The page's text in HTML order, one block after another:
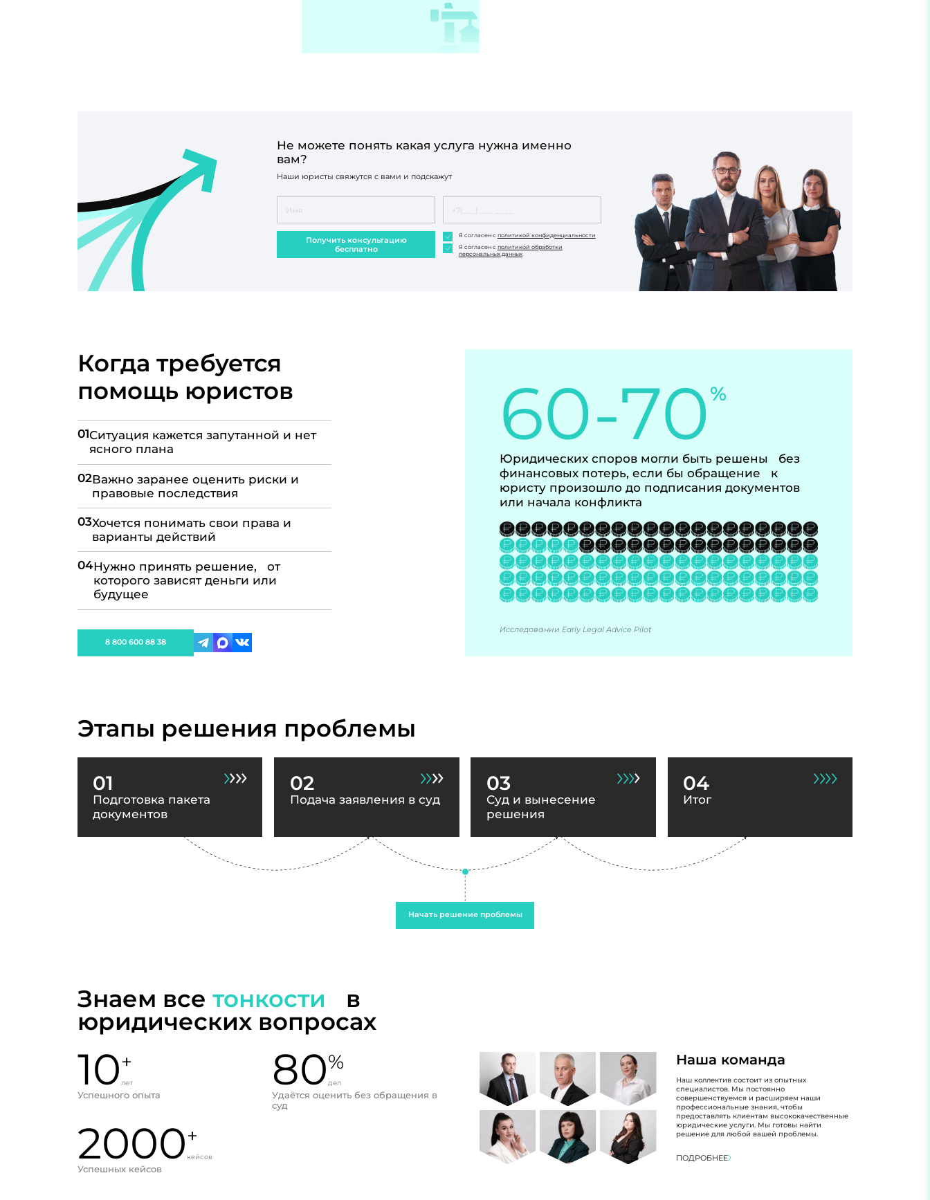
Не можете понять какая услуга нужна именно
вам?
Наши юристы свяжутся с вами и подскажут
Получить консультацию
бесплатно
Я согласен с политикой конфиденциальности
Я согласен с политикой обработки
персональных данных
Когда требуется
помощь юристов
01Ситуация кажется запутанной и нет
ясного плана
02Важно заранее оценить риски и
правовые последствия
03Хочется понимать свои права и
варианты действий
04Нужно принять решение, от
которого зависят деньги или
будущее
8 800 600 88 38
60-70%
Юридических споров могли быть решены без
финансовых потерь, если бы обращение к
юристу произошло до подписания документов
или начала конфликта
Исследовании Early Legal Advice Pilot
Этапы решения проблемы
01
Подготовка пакета
документов
02
Подача заявления в суд
03
Суд и вынесение
решения
04
Итог
Начать решение проблемы
Знаем все тонкости в
юридических вопросах
10+
лет
Успешного опыта
80%
дел
Удаётся оценить без обращения в
суд
2000+
кейсов
Успешных кейсов
Наша команда
Наш коллектив состоит из опытных
специалистов. Мы постоянно
совершенствуемся и расширяем наши
профессиональные знания, чтобы
предоставлять клиентам высококачественные
юридические услуги. Мы готовы найти
решение для любой вашей проблемы.
ПОДРОБНЕЕ